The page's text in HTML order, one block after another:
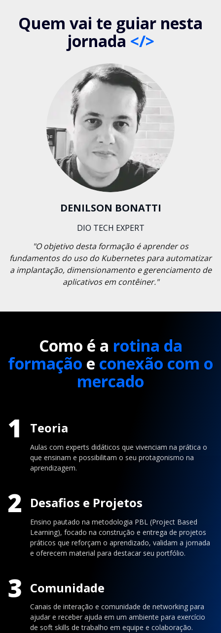
Quem vai te guiar nesta
jornada </>
DENILSON BONATTI
DIO TECH EXPERT
"O objetivo desta formação é aprender os
fundamentos do uso do Kubernetes para automatizar
a implantação, dimensionamento e gerenciamento de
aplicativos em contêiner."
Como é a rotina da
formação e conexão com o
mercado
1 Teoria
Aulas com experts didáticos que vivenciam na prática o
que ensinam e possibilitam o seu protagonismo na
aprendizagem.
2 Desafios e Projetos
Ensino pautado na metodologia PBL (Project Based
Learning), focado na construção e entrega de projetos
práticos que reforçam o aprendizado, validam a jornada
e oferecem material para destacar seu portfólio.
3 Comunidade
Canais de interação e comunidade de networking para
ajudar e receber ajuda em um ambiente para exercício
de soft skills de trabalho em equipe e colaboração.